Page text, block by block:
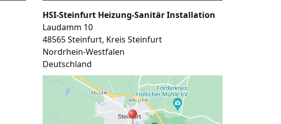
HSI-Steinfurt Heizung-Sanitär Installation
Laudamm 10
48565Steinfurt, Kreis Steinfurt
Nordrhein-Westfalen
Deutschland